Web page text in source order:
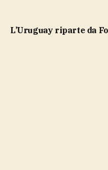
L’Uruguay riparte da